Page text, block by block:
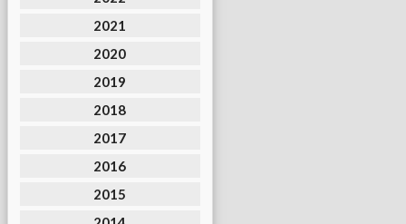
2021
2020
2019
2018
2017
2016
2015